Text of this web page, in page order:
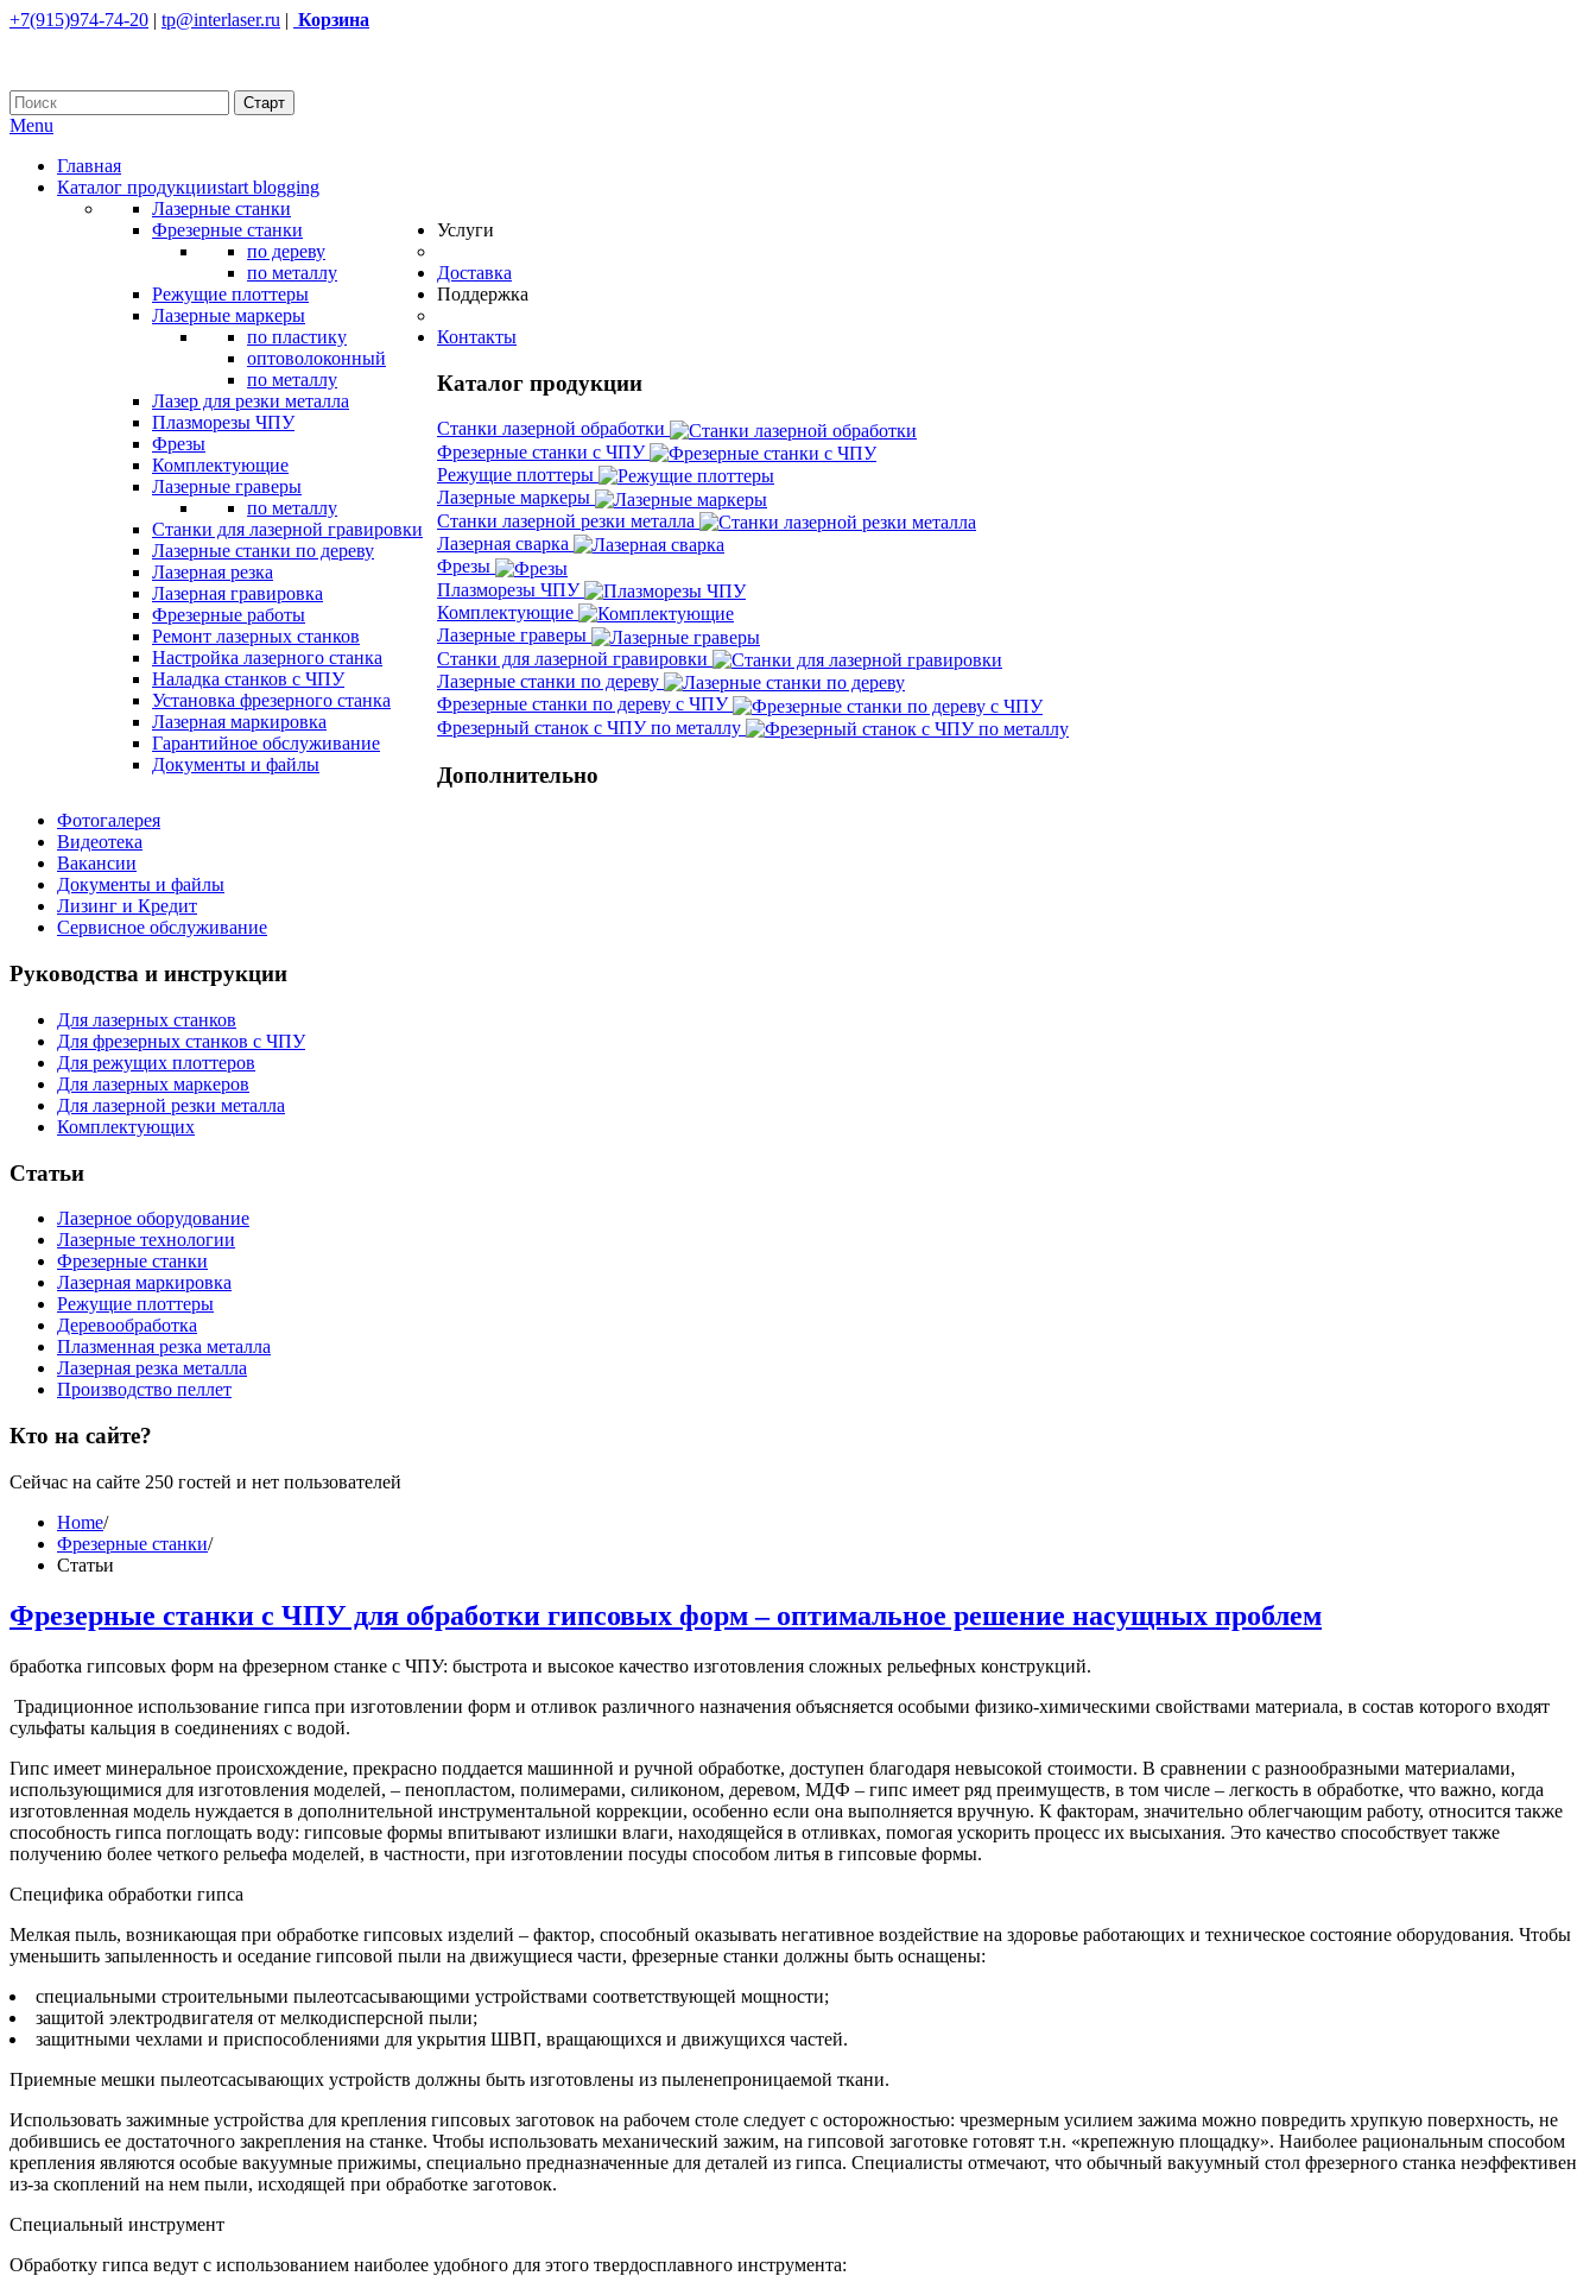
+7(915)974-74-20 | tp@interlaser.ru | Корзина
Menu
Главная
Каталог продукцииstart blogging
Лазерные станки
Фрезерные станки
по дереву
по металлу
Режущие плоттеры
Лазерные маркеры
по пластику
оптоволоконный
по металлу
Лазер для резки металла
Плазморезы ЧПУ
Фрезы
Комплектующие
Лазерные граверы
по металлу
Станки для лазерной гравировки
Лазерные станки по дереву
Услуги
Лазерная резка
Лазерная гравировка
Фрезерные работы
Ремонт лазерных станков
Настройка лазерного станка
Наладка станков с ЧПУ
Установка фрезерного станка
Лазерная маркировка
Доставка
Поддержка
Гарантийное обслуживание
Документы и файлы
Контакты
Каталог продукции
Станки лазерной обработки
Фрезерные станки с ЧПУ
Режущие плоттеры
Лазерные маркеры
Станки лазерной резки металла
Лазерная сварка
Фрезы
Плазморезы ЧПУ
Комплектующие
Лазерные граверы
Станки для лазерной гравировки
Лазерные станки по дереву
Фрезерные станки по дереву с ЧПУ
Фрезерный станок с ЧПУ по металлу
Дополнительно
Фотогалерея
Видеотека
Вакансии
Документы и файлы
Лизинг и Кредит
Сервисное обслуживание
Руководства и инструкции
Для лазерных станков
Для фрезерных станков с ЧПУ
Для режущих плоттеров
Для лазерных маркеров
Для лазерной резки металла
Комплектующих
Статьи
Лазерное оборудование
Лазерные технологии
Фрезерные станки
Лазерная маркировка
Режущие плоттеры
Деревообработка
Плазменная резка металла
Лазерная резка металла
Производство пеллет
Кто на сайте?
Сейчас на сайте 250 гостей и нет пользователей
Home/
Фрезерные станки/
Статьи
Фрезерные станки с ЧПУ для обработки гипсовых форм – оптимальное решение насущных проблем
бработка гипсовых форм на фрезерном станке с ЧПУ: быстрота и высокое качество изготовления сложных рельефных конструкций.
Традиционное использование гипса при изготовлении форм и отливок различного назначения объясняется особыми физико-химическими свойствами материала, в состав которого входят
сульфаты кальция в соединениях с водой.
Гипс имеет минеральное происхождение, прекрасно поддается машинной и ручной обработке, доступен благодаря невысокой стоимости. В сравнении с разнообразными материалами,
использующимися для изготовления моделей, – пенопластом, полимерами, силиконом, деревом, МДФ – гипс имеет ряд преимуществ, в том числе – легкость в обработке, что важно, когда
изготовленная модель нуждается в дополнительной инструментальной коррекции, особенно если она выполняется вручную. К факторам, значительно облегчающим работу, относится также
способность гипса поглощать воду: гипсовые формы впитывают излишки влаги, находящейся в отливках, помогая ускорить процесс их высыхания. Это качество способствует также
получению более четкого рельефа моделей, в частности, при изготовлении посуды способом литья в гипсовые формы.
Специфика обработки гипса
Мелкая пыль, возникающая при обработке гипсовых изделий – фактор, способный оказывать негативное воздействие на здоровье работающих и техническое состояние оборудования. Чтобы
уменьшить запыленность и оседание гипсовой пыли на движущиеся части, фрезерные станки должны быть оснащены:
специальными строительными пылеотсасывающими устройствами соответствующей мощности;
защитой электродвигателя от мелкодисперсной пыли;
защитными чехлами и приспособлениями для укрытия ШВП, вращающихся и движущихся частей.
Приемные мешки пылеотсасывающих устройств должны быть изготовлены из пыленепроницаемой ткани.
Использовать зажимные устройства для крепления гипсовых заготовок на рабочем столе следует с осторожностью: чрезмерным усилием зажима можно повредить хрупкую поверхность, не
добившись ее достаточного закрепления на станке. Чтобы использовать механический зажим, на гипсовой заготовке готовят т.н. «крепежную площадку». Наиболее рациональным способом
крепления являются особые вакуумные прижимы, специально предназначенные для деталей из гипса. Специалисты отмечают, что обычный вакуумный стол фрезерного станка неэффективен
из-за скоплений на нем пыли, исходящей при обработке заготовок.
Специальный инструмент
Обработку гипса ведут с использованием наиболее удобного для этого твердосплавного инструмента: